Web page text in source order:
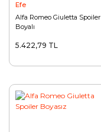
Efe
Alfa Romeo Giuletta Spoiler
Boyalı
5.422,79 TL